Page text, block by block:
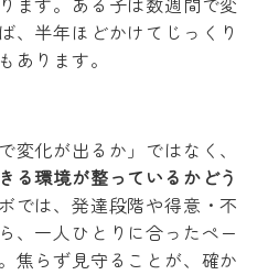
、半年ほどかけてじっくり
あります。
変化が出るか」ではなく、
る環境が整っているかどう
では、発達段階や得意・不
、一人ひとりに合ったペー
焦らず見守ることが、確か